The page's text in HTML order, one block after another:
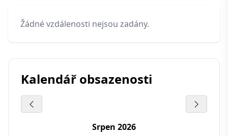
Žádné vzdálenosti nejsou zadány.
Kalendář obsazenosti
Srpen 2026